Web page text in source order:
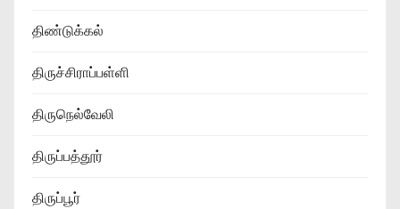
திண்டுக்கல்
திருச்சிராப்பள்ளி
திருநெல்வேலி
திருப்பத்தூர்
திருப்பூர்